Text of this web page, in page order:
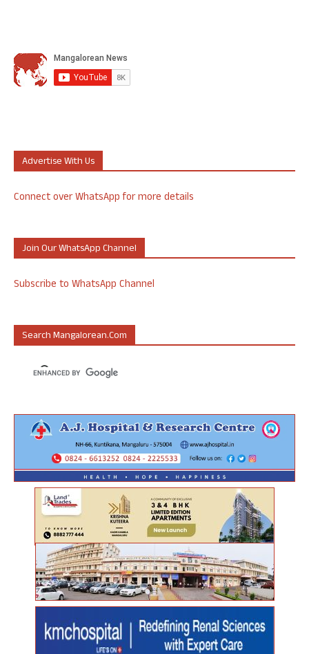
Advertise With Us
Connect over WhatsApp for more details
Join Our WhatsApp Channel
Subscribe to WhatsApp Channel
Search Mangalorean.com